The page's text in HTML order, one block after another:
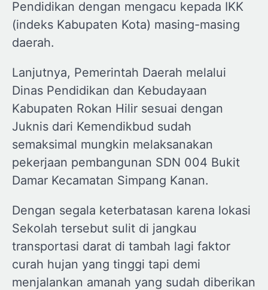
Pendidikan dengan mengacu kepada IKK
(indeks Kabupaten Kota) masing-masing
daerah.
Lanjutnya, Pemerintah Daerah melalui
Dinas Pendidikan dan Kebudayaan
Kabupaten Rokan Hilir sesuai dengan
Juknis dari Kemendikbud sudah
semaksimal mungkin melaksanakan
pekerjaan pembangunan SDN 004 Bukit
Damar Kecamatan Simpang Kanan.
Dengan segala keterbatasan karena lokasi
Sekolah tersebut sulit di jangkau
transportasi darat di tambah lagi faktor
curah hujan yang tinggi tapi demi
menjalankan amanah yang sudah diberikan